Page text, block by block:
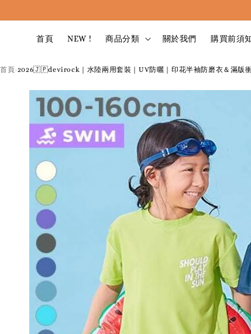
首頁 NEW ! 商品分類 關於我們 購買前須
首頁›2026🇯🇵devirock｜水陸兩用套裝｜UV防曬｜印花半袖防磨衣＆滿版